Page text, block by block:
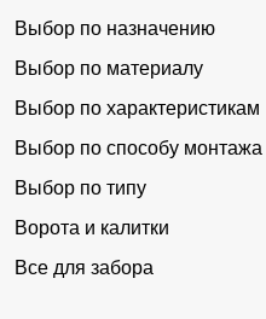
Выбор по назначению
Выбор по материалу
Выбор по характеристикам
Выбор по способу монтажа
Выбор по типу
Ворота и калитки
Все для забора